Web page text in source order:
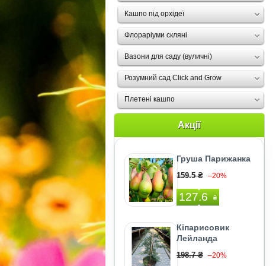
Кашпо під орхідеї
Флораріуми скляні
Вазони для саду (вуличні)
Розумний сад Click and Grow
Плетені кашпо
Акції
Груша Парижанка
159.5 ₴ –20%
127.6 ₴
Кіпарисовик
Лейланда
198.7 ₴ –20%